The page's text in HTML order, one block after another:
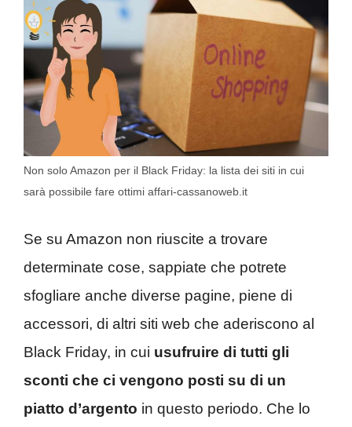
Non solo Amazon per il Black Friday: la lista dei siti in cui
sarà possibile fare ottimi affari-cassanoweb.it
Se su Amazon non riuscite a trovare
determinate cose, sappiate che potrete
sfogliare anche diverse pagine, piene di
accessori, di altri siti web che aderiscono al
Black Friday, in cui usufruire di tutti gli
sconti che ci vengono posti su di un
piatto d’argento in questo periodo. Che lo